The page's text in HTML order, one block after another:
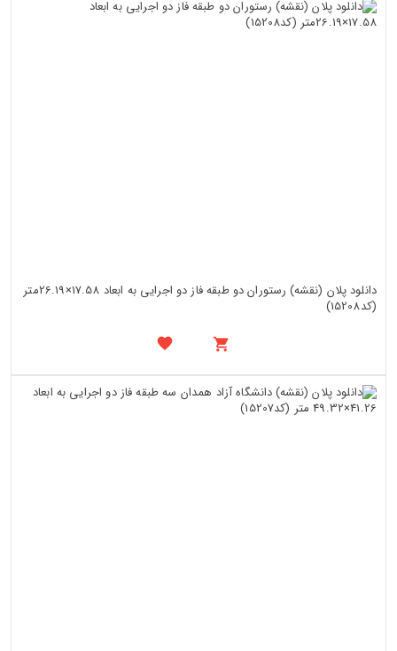
دانلود پلان (نقشه) رستوران دو طبقه فاز دو اجرایی به ابعاد 17.58×26.19متر
(کد15208)